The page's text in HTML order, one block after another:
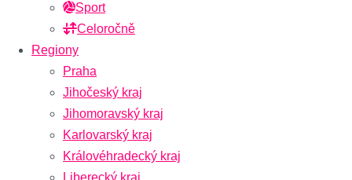
Sport
Celoročně
Regiony
Praha
Jihočeský kraj
Jihomoravský kraj
Karlovarský kraj
Královéhradecký kraj
Liberecký kraj